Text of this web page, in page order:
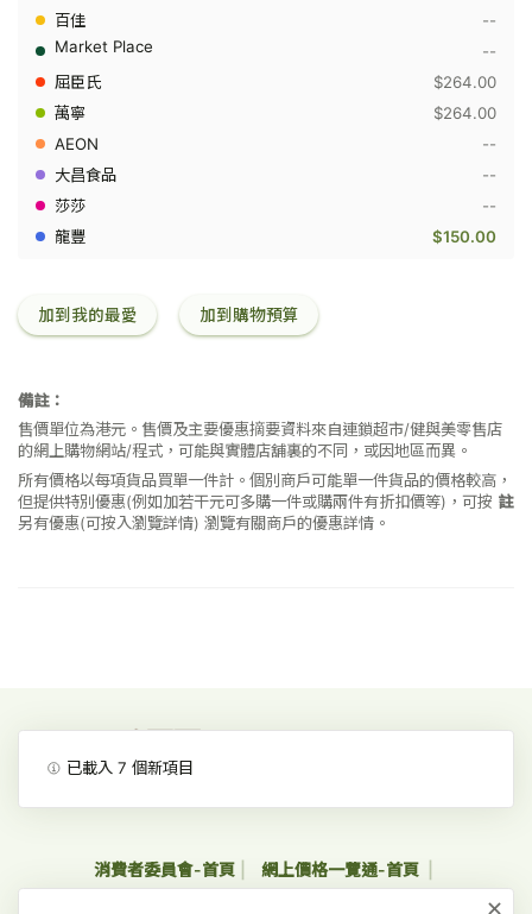
種
維
他
命
礦
補
充
品
--
--
$264.00
$264.00
--
--
--
$150.00
加到我的最愛 加到購物預算
備註：
售價單位為港元。售價及主要優惠摘要資料來自連鎖超市/健與美零售店
的網上購物網站/程式，可能與實體店舖裏的不同，或因地區而異。
所有價格以每項貨品買單一件計。個別商戶可能單一件貨品的價格較高，
但提供特別優惠(例如加若干元可多購一件或購兩件有折扣價等)，可按 註
另有優惠(可按入瀏覽詳情)瀏覽有關商戶的優惠詳情。
消費者委員會-首頁
網上價格一覽通-首頁
免責、版權及無障礙聲明
已載入7 個新項目
×